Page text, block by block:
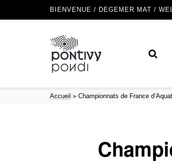
BIENVENUE / DEGEMER MAT /
Accueil » Championnats de France